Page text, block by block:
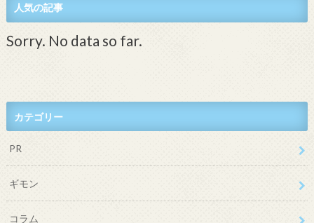
人気の記事
Sorry. No data so far.
カテゴリー
PR
ギモン
コラム